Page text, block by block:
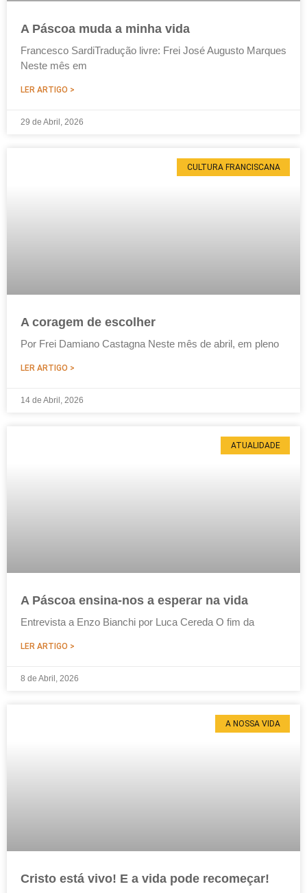
A Páscoa muda a minha vida
Francesco SardiTradução livre: Frei José Augusto Marques
Neste mês em
LER ARTIGO >
29 de Abril, 2026
CULTURA FRANCISCANA
A coragem de escolher
Por Frei Damiano Castagna Neste mês de abril, em pleno
LER ARTIGO >
14 de Abril, 2026
ATUALIDADE
A Páscoa ensina-nos a esperar na vida
Entrevista a Enzo Bianchi por Luca Cereda O fim da
LER ARTIGO >
8 de Abril, 2026
A NOSSA VIDA
Cristo está vivo! E a vida pode recomeçar!